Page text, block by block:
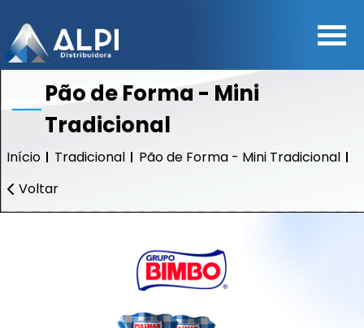
Pão de Forma - Mini
Tradicional
Início Tradicional
Pão de Forma - Mini Tradicional
Voltar